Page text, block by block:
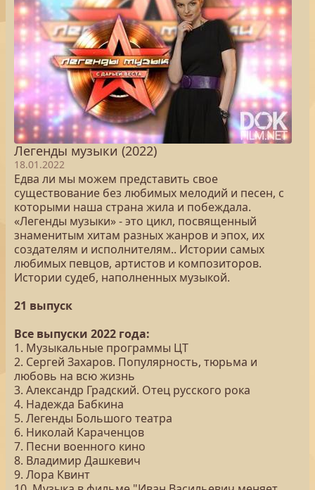
Легенды музыки (2022)
18.01.2022
Едва ли мы можем представить свое
существование без любимых мелодий и песен, с
которыми наша страна жила и побеждала.
«Легенды музыки» - это цикл, посвященный
знаменитым хитам разных жанров и эпох, их
создателям и исполнителям.. Истории самых
любимых певцов, артистов и композиторов.
Истории судеб, наполненных музыкой.
21 выпуск
Все выпуски 2022 года:
1. Музыкальные программы ЦТ
2. Сергей Захаров. Популярность, тюрьма и
любовь на всю жизнь
3. Александр Градский. Отец русского рока
4. Надежда Бабкина
5. Легенды Большого театра
6. Николай Караченцов
7. Песни военного кино
8. Владимир Дашкевич
9. Лора Квинт